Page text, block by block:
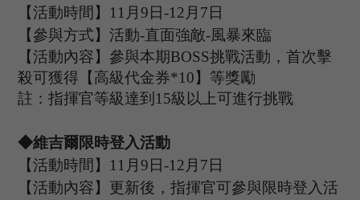
【活動時間】 11 月9日-12 月 7日
【參與方式】 活動-直面強敵-風暴來臨
【活動內容】參與本期BOSS挑戰活動，首次擊
殺可獲得【高級代金券*10】等獎勵
註：指揮官等級達到 15級以上可進行挑戰
◆維吉爾限時登入活動
【活動時間】 11 月9日-12 月 7日
【活動內容】更新後，指揮官可參與限時登入活